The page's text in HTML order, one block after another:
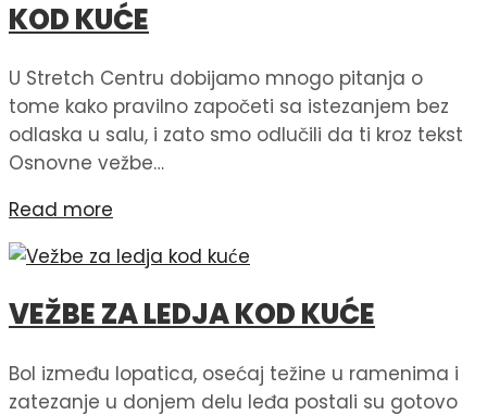
KOD KUĆE
U Stretch Centru dobijamo mnogo pitanja o
tome kako pravilno započeti sa istezanjem bez
odlaska u salu, i zato smo odlučili da ti kroz tekst
Osnovne vežbe…
Read more
VEŽBE ZA LEDJA KOD KUĆE
Bol između lopatica, osećaj težine u ramenima i
zatezanje u donjem delu leđa postali su gotovo